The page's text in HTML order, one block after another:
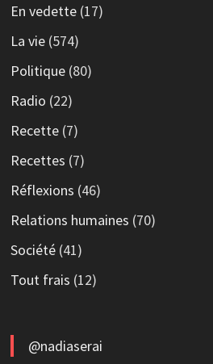
En vedette(17)
La vie(574)
Politique(80)
Radio (22)
Recette(7)
Recettes (7)
Réflexions (46)
Relations humaines (70)
Société(41)
Tout frais (12)
@nadiaserai